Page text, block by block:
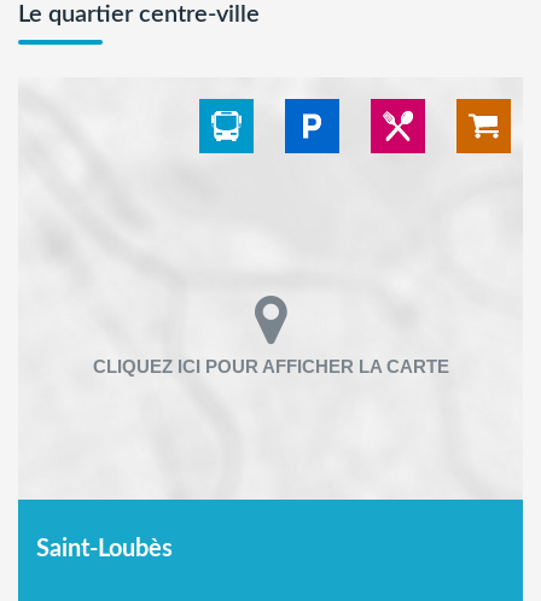
Le quartier centre-ville
Saint-Loubès